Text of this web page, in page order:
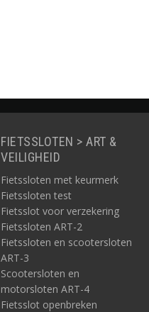
FIETSSLOTEN > ART &
VEILIGHEID
Fietssloten met keurmerk
Fietssloten test
Fietsslot voor verzekering
Fietssloten ART-2
Fietssloten en scootersloten
ART-3
Scootersloten en
motorsloten ART-4
Fietsslot openbreken